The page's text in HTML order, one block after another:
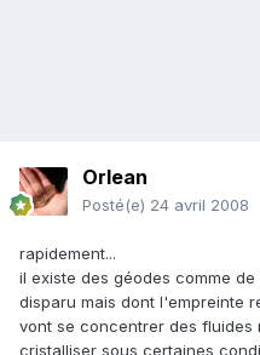
Orlean
Posté(e) 24 avril 2008
rapidement...
il existe des géodes comme
disparu mais dont l'empreinte
vont se concentrer des fluides
cristalliser sous certaines